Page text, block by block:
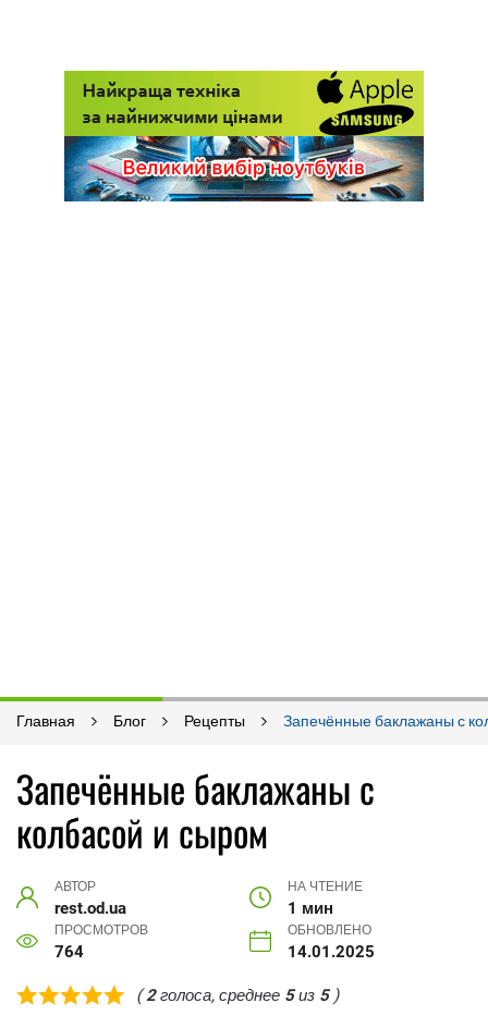
Главная Блог Рецепты Запечённые баклажаны с
Запечённые баклажаны с
колбасой и сыром
АВТОР
rest.od.ua
НА ЧТЕНИЕ
1 мин
ПРОСМОТРОВ
764
ОБНОВЛЕНО
14.01.2025
(2голоса, среднее 5из 5)